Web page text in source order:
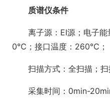
质谱仪条件
离子源：EI源；电子能
0℃；接口温度：260℃；
扫描方式：全扫描；扫
采集时间：0min-